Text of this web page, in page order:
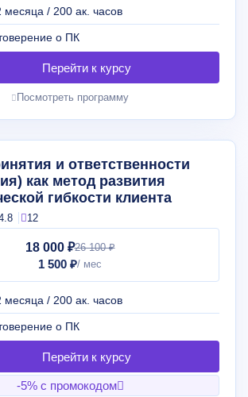
месяца / 200 ак. часов
о ПК
Посмотреть программу
и ответственности
как метод развития
гибкости клиента
12
18 000 ₽26 100 ₽
1 500 ₽
месяца / 200 ак. часов
о ПК
-5% с промокодом